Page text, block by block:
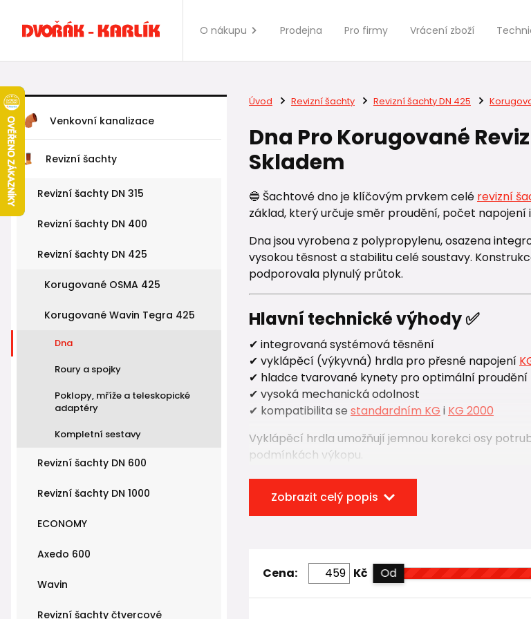
O nákupu Prodejna Pro firmy Vrácení zboží
Venkovní kanalizace
Revizní šachty
Revizní šachty DN 315
Revizní šachty DN 400
Revizní šachty DN 425
Korugované OSMA 425
Korugované Wavin Tegra 425
Dna
Roury a spojky
Poklopy, mříže a teleskopické
adaptéry
Kompletní sestavy
Revizní šachty DN 600
Revizní šachty DN 1000
ECONOMY
Axedo 600
Wavin
Revizní šachty čtvercové
Úvod Revizní šachty Revizní šachty DN 425
Dna Pro Korugované
Skladem
🔵 Šachtové dno je klíčovým prvkem celé revizní
základ, který určuje směr proudění, počet napojení
Dna jsou vyrobena z polypropylenu, osazena
vysokou těsnost a stabilitu celé soustavy.
podporovala plynulý průtok.
Hlavní technické výhody ✅
✔ integrovaná systémová těsnění
✔ vyklápěcí (výkyvná) hrdla pro přesné napojení
✔ hladce tvarované kynety pro optimální proudění
✔ vysoká mechanická odolnost
✔ kompatibilita se standardním KG i KG 2000
Vyklápěcí hrdla umožňují jemnou korekci osy
podmínkách výkopu.
Varianty dna a možnosti
Dna umožňují napojení potrubí:
Zobrazit celý popis
Cena: Kč Od